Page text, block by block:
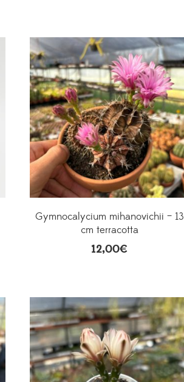
Gymnocalycium mihanovichii – 13
cm terracotta
12,00€